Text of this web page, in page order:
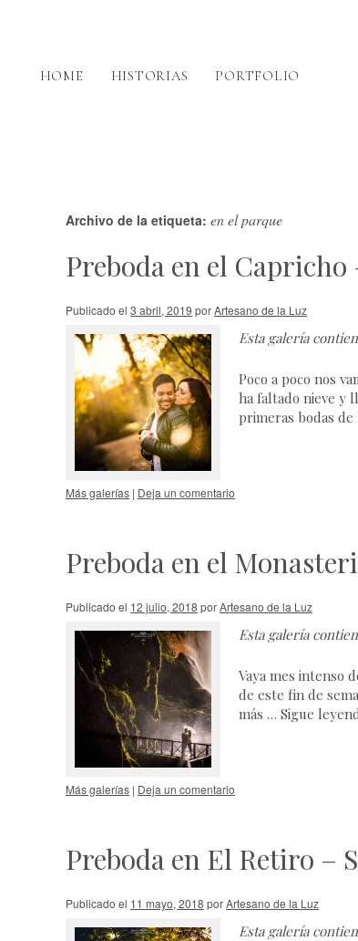
HOME HISTORIAS PORTFOLIO
Archivo de la etiqueta: en el parque
Preboda en el Capricho
Publicado el 3 abril, 2019 porArtesano de la Luz
Esta galería
Poco a poco nos
ha faltado nieve y
primeras bodas
Más galerías | Deja un comentario
Preboda en el
Publicado el 12 julio, 2018 porArtesano de la Luz
Esta galería
Vaya mes intenso
de este fin de
más … Sigue
Más galerías | Deja un comentario
Preboda en El Retiro –
Publicado el 11 mayo, 2018 porArtesano de la Luz
Esta galería